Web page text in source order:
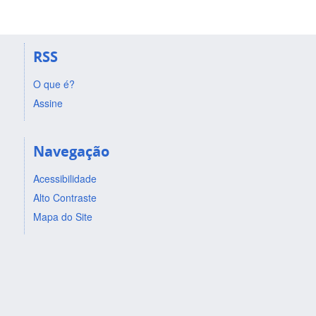
RSS
O que é?
Assine
Navegação
Acessibilidade
Alto Contraste
Mapa do Site